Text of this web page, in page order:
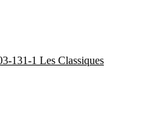
131-1 Les Classiques